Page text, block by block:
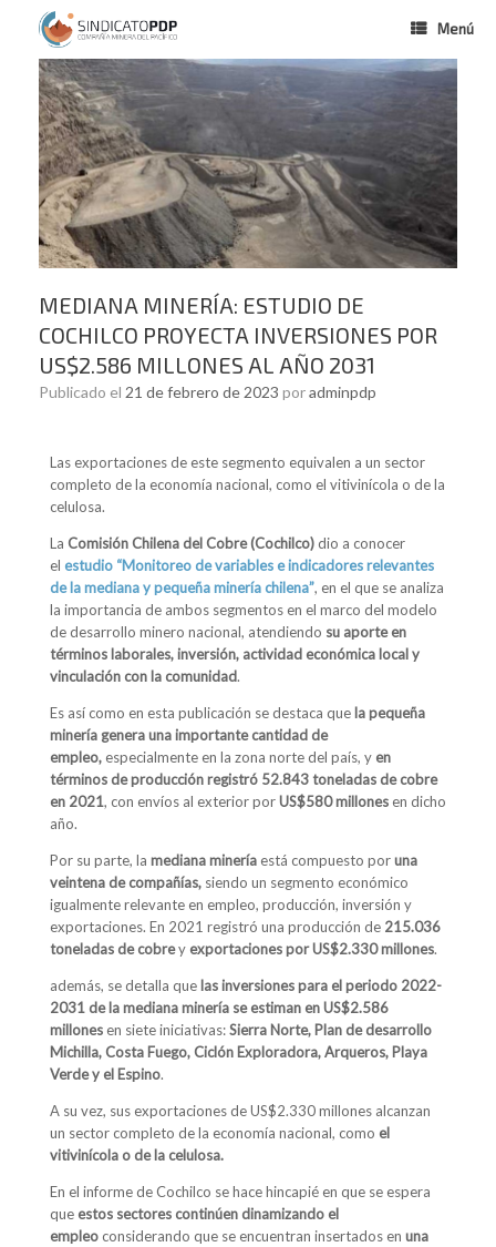
Menú
MEDIANA MINERÍA: ESTUDIO DE
COCHILCO PROYECTA INVERSIONES POR
US$2.586 MILLONES AL AÑO 2031
Publicado el 21 de febrero de 2023 poradminpdp
Las exportaciones de este segmento equivalen a un sector
completo de la economía nacional, como el vitivinícola o de la
celulosa.
La Comisión Chilena del Cobre (Cochilco)dio a conocer
el estudio “Monitoreo de variables e indicadores relevantes
de la mediana y pequeña minería chilena”, en el que se analiza
la importancia de ambos segmentos en el marco del modelo
de desarrollo minero nacional, atendiendo su aporte en
términos laborales, inversión, actividad económica local y
vinculación con la comunidad.
Es así como en esta publicación se destaca que la pequeña
minería genera una importante cantidad de
empleo, especialmente en la zona norte del país, y en
términos de producción registró 52.843 toneladas de cobre
en 2021, con envíos al exterior porUS$580 millones en dicho
año.
Por su parte, la mediana minería está compuesto poruna
veintena de compañías, siendo un segmento económico
igualmente relevante en empleo, producción, inversión y
exportaciones. En 2021 registró una producción de 215.036
toneladas de cobrey exportaciones por US$2.330 millones.
además, se detalla que las inversiones para el periodo 2022-
2031 de la mediana minería se estiman en US$2.586
millones en siete iniciativas:Sierra Norte, Plan de desarrollo
Michilla, Costa Fuego, Ciclón Exploradora, Arqueros, Playa
Verde y el Espino.
A su vez, sus exportaciones de US$2.330 millones alcanzan
un sector completo de la economía nacional, como el
vitivinícola o de la celulosa.
En el informe de Cochilco se hace hincapié en que se espera
que estos sectores continúen dinamizando el
empleoconsiderando que se encuentran insertados en una